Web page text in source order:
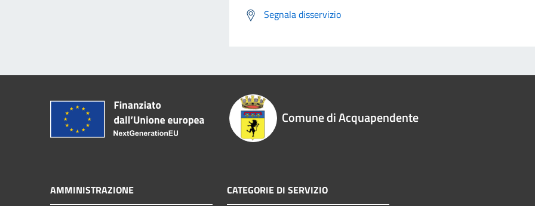
Segnala disservizio
Comune di Acquapendente
AMMINISTRAZIONE CATEGORIE DI SERVIZIO